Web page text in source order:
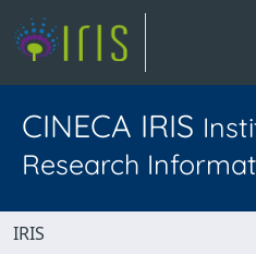
CINECA IRIS
Research
IRIS